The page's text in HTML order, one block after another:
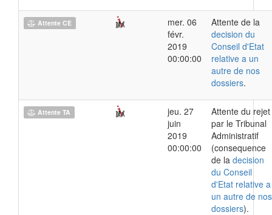
Attente CE
mer. 06
févr.
2019
00:00:00
Attente de la
decision du
Conseil d'Etat
relative a un
autre de nos
dossiers.
Attente TA
jeu. 27
juin
2019
00:00:00
Attente du rejet
par le Tribunal
Administratif
(consequence
de la decision
du Conseil
d'Etat relative a
un autre de nos
dossiers).